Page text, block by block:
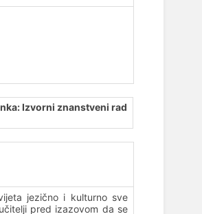
Izvorni znanstveni rad
jezično i kulturno sve
pred izazovom da se